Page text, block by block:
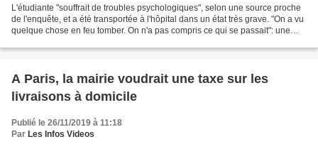
L'étudiante "souffrait de troubles psychologiques", selon une source proche
de l'enquête, et a été transportée à l'hôpital dans un état très grave. "On a vu
quelque chose en feu tomber. On n'a pas compris ce qui se passait": une
A Paris, la mairie voudrait une taxe sur les
livraisons à domicile
Publié le 26/11/2019 à 11:18
Par Les Infos Videos